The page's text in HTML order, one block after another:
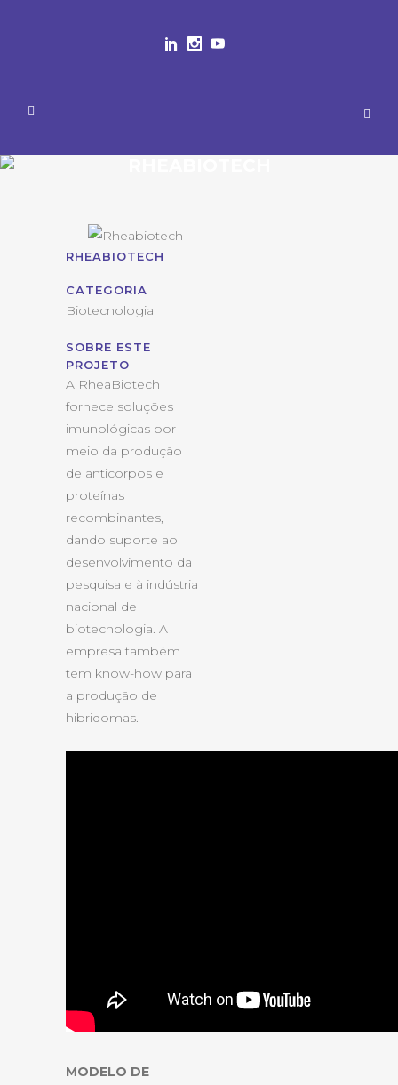
RHEABIOTECH
CATEGORIA
Biotecnologia
SOBRE ESTE
PROJETO
A RheaBiotech
fornece soluções
imunológicas por
meio da produção
de anticorpos e
proteínas
recombinantes,
dando suporte ao
desenvolvimento da
pesquisa e à indústria
nacional de
biotecnologia. A
empresa também
tem know-how para
a produção de
hibridomas.
MODELO DE